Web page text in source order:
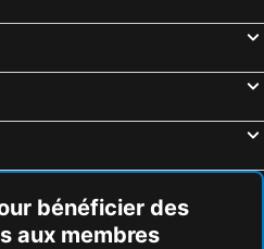
bénéficier des
aux membres